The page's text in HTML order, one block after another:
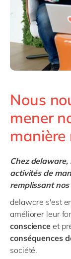
Nous
mener
manière
Chez delaware,
activités de
remplissant
delaware s'est
améliorer leur
conscience et
conséquences
société.